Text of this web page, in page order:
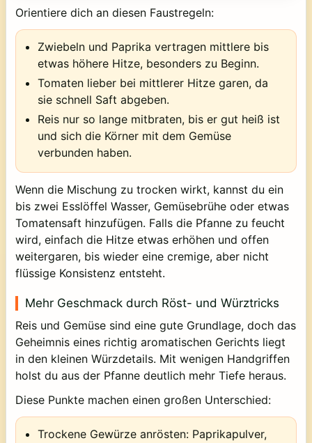
Orientiere dich an diesen Faustregeln:
Zwiebeln und Paprika vertragen mittlere bis
etwas höhere Hitze, besonders zu Beginn.
Tomaten lieber bei mittlerer Hitze garen, da
sie schnell Saft abgeben.
Reis nur so lange mitbraten, bis er gut heiß ist
und sich die Körner mit dem Gemüse
verbunden haben.
Wenn die Mischung zu trocken wirkt, kannst du ein
bis zwei Esslöffel Wasser, Gemüsebrühe oder etwas
Tomatensaft hinzufügen. Falls die Pfanne zu feucht
wird, einfach die Hitze etwas erhöhen und offen
weitergaren, bis wieder eine cremige, aber nicht
flüssige Konsistenz entsteht.
Mehr Geschmack durch Röst- und Würztricks
Reis und Gemüse sind eine gute Grundlage, doch das
Geheimnis eines richtig aromatischen Gerichts liegt
in den kleinen Würzdetails. Mit wenigen Handgriffen
holst du aus der Pfanne deutlich mehr Tiefe heraus.
Diese Punkte machen einen großen Unterschied:
Trockene Gewürze anrösten: Paprikapulver,